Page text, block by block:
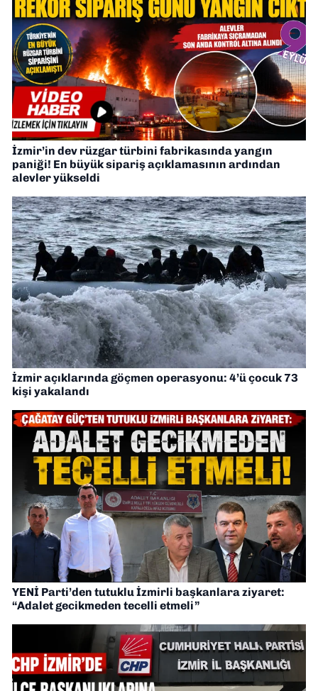
İzmir’in dev rüzgar türbini fabrikasında yangın
paniği! En büyük sipariş açıklamasının ardından
alevler yükseldi
İzmir açıklarında göçmen operasyonu: 4’ü çocuk 73
kişi yakalandı
YENİ Parti’den tutuklu İzmirli başkanlara ziyaret:
“Adalet gecikmeden tecelli etmeli”